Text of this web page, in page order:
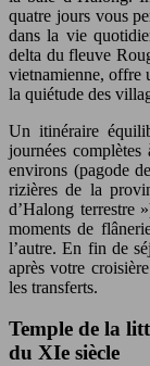
quatre jours vous
dans la vie
delta du fleuve
vietnamienne, offre
la quiétude des
Un itinéraire
journées
environs (pagode
rizières de la
d’Halong terrestre
moments de
l’autre. En fin de
après votre
les transferts.
Temple de la
du XIe siècle